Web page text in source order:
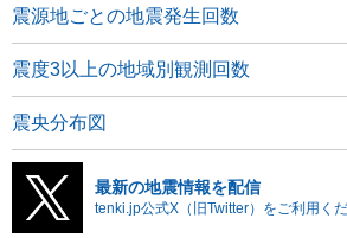
震源地ごとの地震発生回数
震度3以上の地域別観測回数
震央分布図
最新の地震情報を配信
tenki.jp公式X（旧Twitter）をご利用くだ